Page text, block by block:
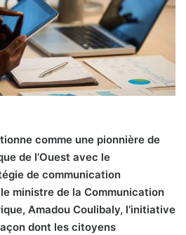
comme une pionnière de
de l’Ouest avec le
de communication
ministre de la Communication
Amadou Coulibaly, l’initiative
dont les citoyens